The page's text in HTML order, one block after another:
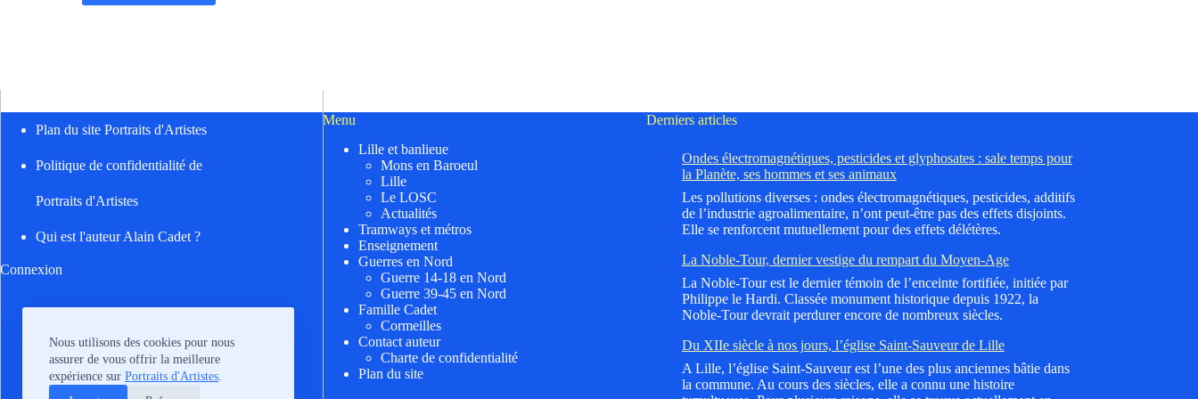
Nous utilisons des cookies pour nous
assurer de vous offrir la meilleure
expérience sur Portraits d'Artistes.
Plan du site Portraits d'Artistes
Politique de confidentialité de
Portraits d'Artistes
Qui est l'auteur Alain Cadet ?
Connexion
Menu
Lille et banlieue
Mons en Baroeul
Lille
Le LOSC
Actualités
Tramways et métros
Enseignement
Guerres en Nord
Guerre 14-18 en Nord
Guerre 39-45 en Nord
Famille Cadet
Cormeilles
Contact auteur
Charte de confidentialité
Plan du site
Derniers articles
Ondes électromagnétiques, pesticides et glyphosates : sale temps pour
la Planète, ses hommes et ses animaux
Les pollutions diverses : ondes électromagnétiques, pesticides, additifs
de l’industrie agroalimentaire, n’ont peut-être pas des effets disjoints.
Elle se renforcent mutuellement pour des effets délétères.
La Noble-Tour, dernier vestige du rempart du Moyen-Age
La Noble-Tour est le dernier témoin de l’enceinte fortifiée, initiée par
Philippe le Hardi. Classée monument historique depuis 1922, la
Noble-Tour devrait perdurer encore de nombreux siècles.
Du XIIe siècle à nos jours, l’église Saint-Sauveur de Lille
A Lille, l’église Saint-Sauveur est l’une des plus anciennes bâtie dans
la commune. Au cours des siècles, elle a connu une histoire